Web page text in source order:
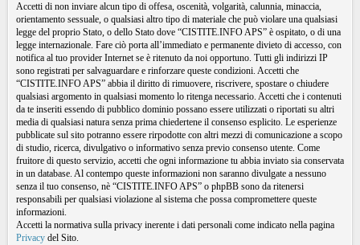
Accetti di non inviare alcun tipo di offesa, oscenità, volgarità, calunnia, minaccia,
orientamento sessuale, o qualsiasi altro tipo di materiale che può violare una qualsiasi
legge del proprio Stato, o dello Stato dove “CISTITE.INFO APS” è ospitato, o di una
legge internazionale. Fare ciò porta all’immediato e permanente divieto di accesso, con
notifica al tuo provider Internet se è ritenuto da noi opportuno. Tutti gli indirizzi IP
sono registrati per salvaguardare e rinforzare queste condizioni. Accetti che
“CISTITE.INFO APS” abbia il diritto di rimuovere, riscrivere, spostare o chiudere
qualsiasi argomento in qualsiasi momento lo ritenga necessario. Accetti che i contenuti
da te inseriti essendo di pubblico dominio possano essere utilizzati o riportati su altri
media di qualsiasi natura senza prima chiedertene il consenso esplicito. Le esperienze
pubblicate sul sito potranno essere rirpodotte con altri mezzi di comunicazione a scopo
di studio, ricerca, divulgativo o informativo senza previo consenso utente. Come
fruitore di questo servizio, accetti che ogni informazione tu abbia inviato sia conservata
in un database. Al contempo queste informazioni non saranno divulgate a nessuno
senza il tuo consenso, nè “CISTITE.INFO APS” o phpBB sono da ritenersi
responsabili per qualsiasi violazione al sistema che possa compromettere queste
informazioni.
Accetti la normativa sulla privacy inerente i dati personali come indicato nella pagina
Privacy del Sito.